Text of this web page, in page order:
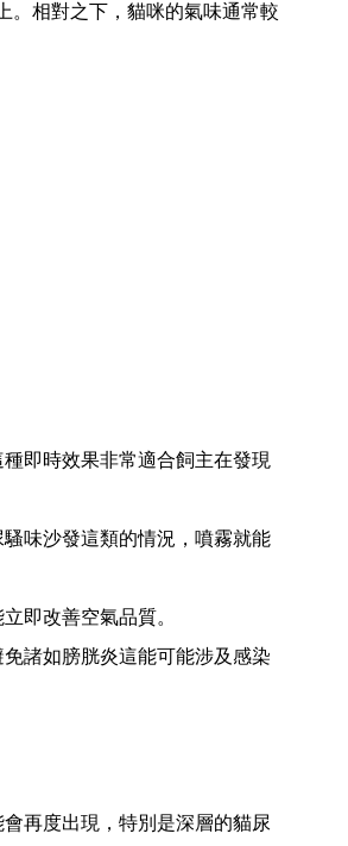
。相對之下，貓咪的氣味通常較
即時效果非常適合飼主在發現
味沙發這類的情況，噴霧就能
即改善空氣品質。
諸如膀胱炎這能可能涉及感染
再度出現，特別是深層的貓尿